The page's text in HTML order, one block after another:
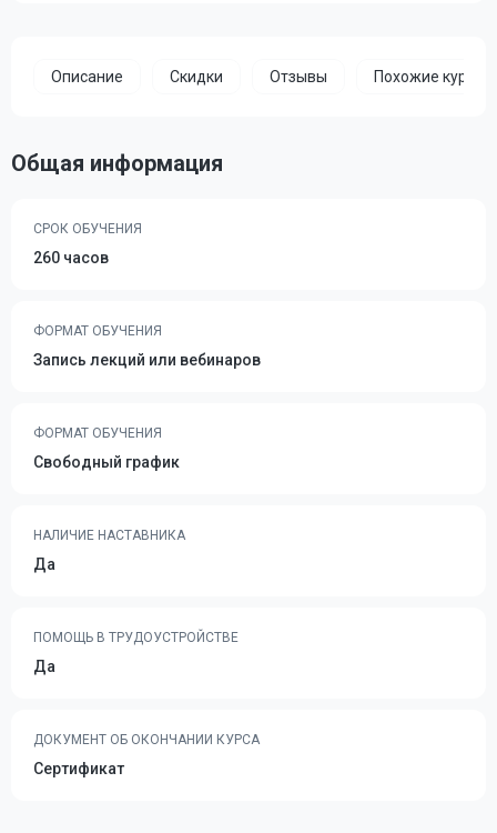
Описание Скидки Отзывы Похожие курсы
Общая информация
СРОК ОБУЧЕНИЯ
260 часов
ФОРМАТ ОБУЧЕНИЯ
Запись лекций или вебинаров
ФОРМАТ ОБУЧЕНИЯ
Свободный график
НАЛИЧИЕ НАСТАВНИКА
Да
ПОМОЩЬ В ТРУДОУСТРОЙСТВЕ
Да
ДОКУМЕНТ ОБ ОКОНЧАНИИ КУРСА
Сертификат